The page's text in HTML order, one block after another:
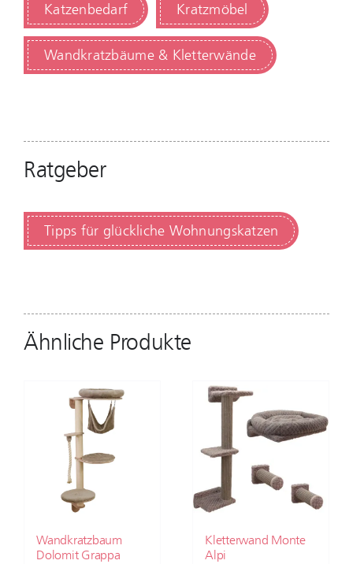
Katzenbedarf Kratzmöbel
Wandkratzbäume & Kletterwände
Ratgeber
Tipps für glückliche Wohnungskatzen
Ähnliche Produkte
Wandkratzbaum
Dolomit Grappa
Kletterwand Monte
Alpi